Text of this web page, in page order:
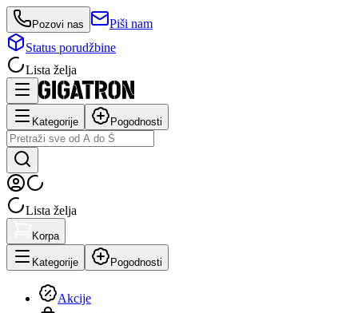
Pozovi nas
Piši nam
Status porudžbine
Lista želja
Kategorije Pogodnosti
Lista želja
Korpa
Kategorije Pogodnosti
Akcije